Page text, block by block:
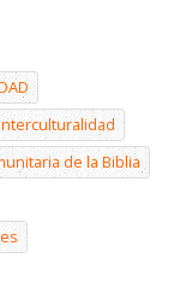
de la Biblia